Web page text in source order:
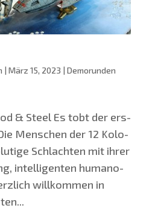
| März 15, 2023 | Demorunden
& Steel Es tobt der ers­
Men­schen der 12 Kolo­
Schlach­ten mit ihrer
intel­li­gen­ten huma­no­
will­kom­men in